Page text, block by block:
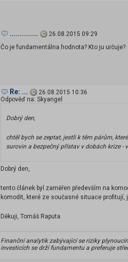
..............
26.08.2015 09:29
Čo je fundamentálna hodnota? Kto ju určuje?
Re: ...
26.08.2015 10:36
Odpověď na: Skyangel
Dobrý den,
chtěl bych se zeptat, jestli k těm párům,
surovin a bezpečný přístav v dobách krize -
Dobrý den,
tento článek byl zaměřen především na
komodit, které ze současné situace
Děkuji, Tomáš Raputa
Finanční analytik zabývající se riziky
investicích se drží fundamentu a preferuje